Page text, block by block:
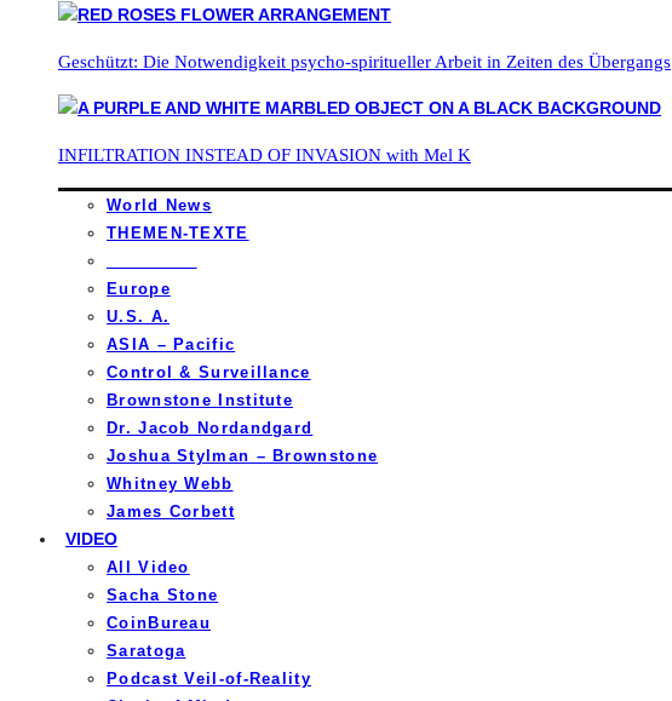
Geschützt: Die Notwendigkeit psycho-spiritueller Arbeit in Zeiten des Übergangs
INFILTRATION INSTEAD OF INVASION with Mel K
World News
THEMEN-TEXTE
Europe
U.S. A.
ASIA – Pacific
Control & Surveillance
Brownstone Institute
Dr. Jacob Nordandgard
Joshua Stylman – Brownstone
Whitney Webb
James Corbett
VIDEO
All Video
Sacha Stone
CoinBureau
Saratoga
Podcast Veil-of-Reality